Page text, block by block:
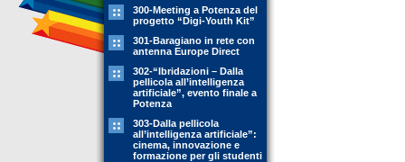
300-Meeting a Potenza del
progetto “Digi-Youth Kit”
301-Baragiano in rete con
antenna Europe Direct
302-“Ibridazioni – Dalla
pellicola all’intelligenza
artificiale”, evento finale a
Potenza
303-Dalla pellicola
all’intelligenza artificiale”:
cinema, innovazione e
formazione per gli studenti